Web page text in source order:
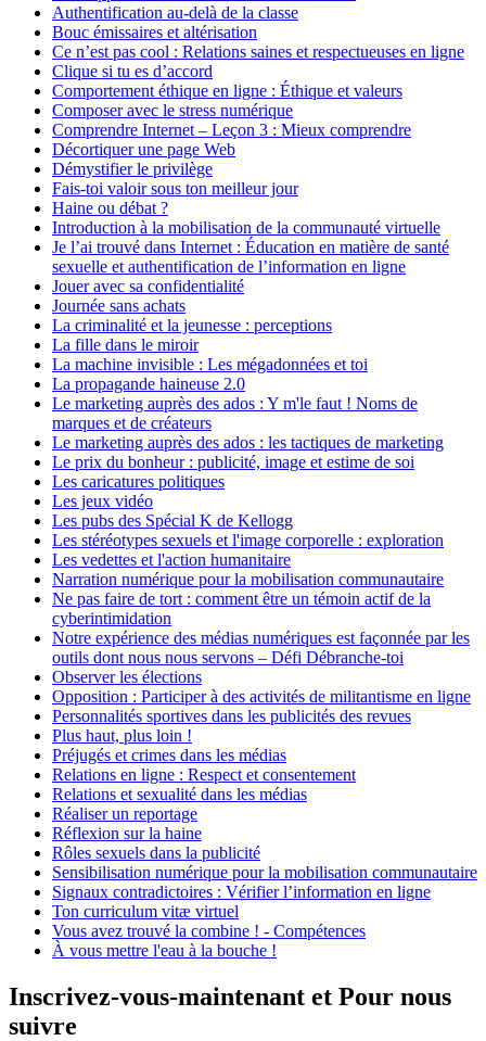
Left
nav
(Prov
Terr)
Authentification au-delà de la classe
Bouc émissaires et altérisation
Ce n’est pas cool : Relations saines et respectueuses en ligne
Clique si tu es d’accord
Comportement éthique en ligne : Éthique et valeurs
Composer avec le stress numérique
Comprendre Internet – Leçon 3 : Mieux comprendre
Décortiquer une page Web
Démystifier le privilège
Fais-toi valoir sous ton meilleur jour
Haine ou débat ?
Introduction à la mobilisation de la communauté virtuelle
Je l’ai trouvé dans Internet : Éducation en matière de santé
sexuelle et authentification de l’information en ligne
Jouer avec sa confidentialité
Journée sans achats
La criminalité et la jeunesse : perceptions
La fille dans le miroir
La machine invisible : Les mégadonnées et toi
La propagande haineuse 2.0
Le marketing auprès des ados : Y m'le faut ! Noms de
marques et de créateurs
Le marketing auprès des ados : les tactiques de marketing
Le prix du bonheur : publicité, image et estime de soi
Les caricatures politiques
Les jeux vidéo
Les pubs des Spécial K de Kellogg
Les stéréotypes sexuels et l'image corporelle : exploration
Les vedettes et l'action humanitaire
Narration numérique pour la mobilisation communautaire
Ne pas faire de tort : comment être un témoin actif de la
cyberintimidation
Notre expérience des médias numériques est façonnée par les
outils dont nous nous servons – Défi Débranche-toi
Observer les élections
Opposition : Participer à des activités de militantisme en ligne
Personnalités sportives dans les publicités des revues
Plus haut, plus loin !
Préjugés et crimes dans les médias
Relations en ligne : Respect et consentement
Relations et sexualité dans les médias
Réaliser un reportage
Réflexion sur la haine
Rôles sexuels dans la publicité
Sensibilisation numérique pour la mobilisation communautaire
Signaux contradictoires : Vérifier l’information en ligne
Ton curriculum vitæ virtuel
Vous avez trouvé la combine ! - Compétences
À vous mettre l'eau à la bouche !
Inscrivez-vous-maintenant et Pour nous
suivre